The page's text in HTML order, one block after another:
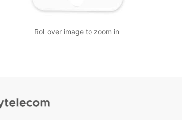
Roll over image to zoom in